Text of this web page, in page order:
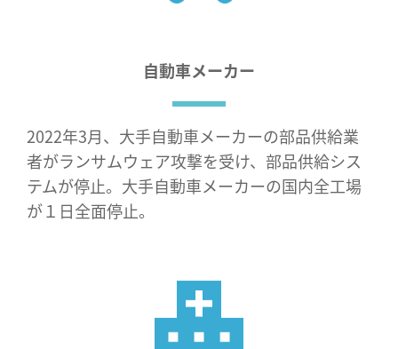
自動車メーカー
2022年3月、大手自動車メーカーの部品供給業
者がランサムウェア攻撃を受け、部品供給シス
テムが停止。大手自動車メーカーの国内全工場
が１日全面停止。